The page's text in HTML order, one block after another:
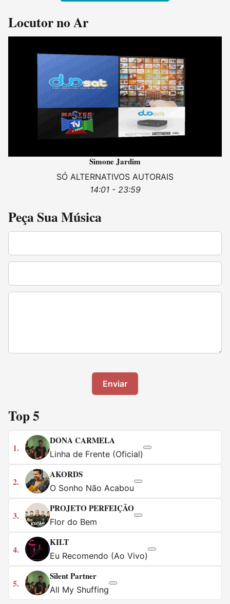
Locutor no Ar
Simone Jardim
SÓ ALTERNATIVOS AUTORAIS
14:01 - 23:59
Peça Sua Música
Enviar
Top 5
1.
DONA CARMELA
Linha de Frente (Oficial)
2.
AKORDS
O Sonho Não Acabou
3.
PROJETO PERFEIÇÃO
Flor do Bem
4.
KILT
Eu Recomendo (Ao Vivo)
5.
Silent Partner
All My Shuffing